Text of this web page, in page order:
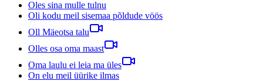
Oles sina mulle tulnu
Oli kodu meil sisemaa põldude vöös
Oll Mäeotsa talu
Olles osa oma maast
Oma laulu ei leia ma üles
On elu meil üürike ilmas